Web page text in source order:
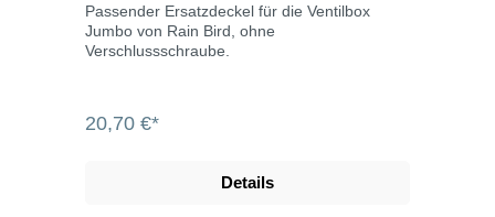
Passender Ersatzdeckel für die Ventilbox
Jumbo von Rain Bird, ohne
Verschlussschraube.
20,70 €*
Details